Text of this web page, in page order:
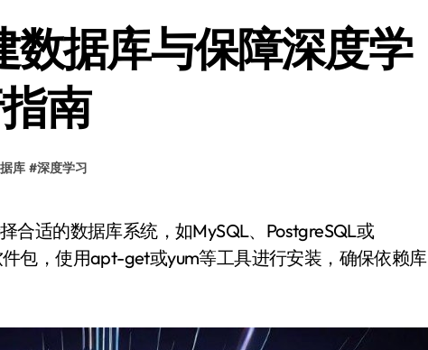
数据库与保障深度学
南
库 #深度学习
包，使用apt-get或yum等工具进行安装，确保依赖库